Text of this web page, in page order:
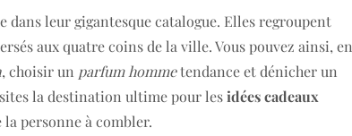
dans leur gigantesque catalogue. Elles regroupent
aux quatre coins de la ville. Vous pouvez ainsi, en
, choisir un parfum hommetendance et dénicher un
la destination ultime pour lesidées cadeaux
la personne à combler.